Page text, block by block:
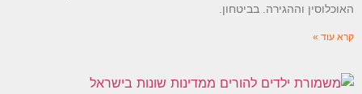
האוכלוסין וההגירה. בביטחון.
קרא עוד »